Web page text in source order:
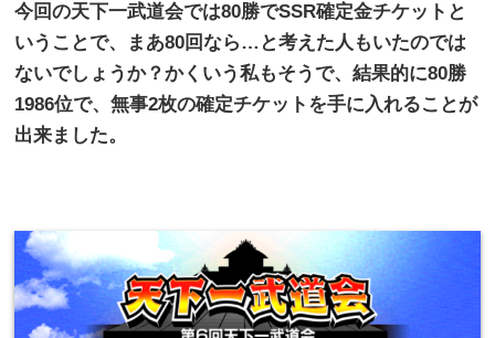
今回の天下一武道会では80勝でSSR確定金チケットと
いうことで、まあ80回なら…と考えた人もいたのでは
ないでしょうか？かくいう私もそうで、結果的に80勝
1986位で、無事2枚の確定チケットを手に入れることが
出来ました。